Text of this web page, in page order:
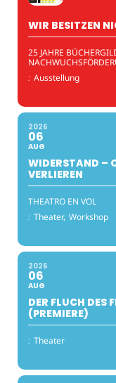
WIR BESITZEN
25 JAHRE
: Ausstellung
2026
06
AUG
WIDERSTAND –
VERLIEREN
THEATRO EN VOL
: Theater, Workshop
2026
06
AUG
DER FLUCH DES
(PREMIERE)
: Theater